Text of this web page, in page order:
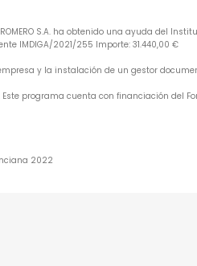
ROMERO S.A. ha obtenido una ayuda del
IMDIGA/2021/255 Importe: 31.440,00 €
y la instalación de un gestor
programa cuenta con financiación del
2022